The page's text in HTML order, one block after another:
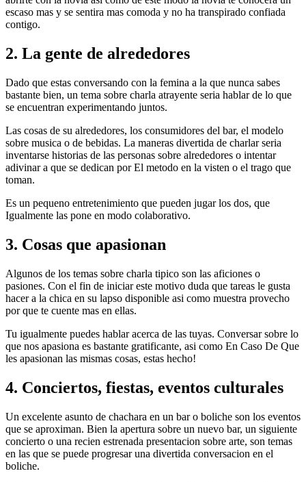
escaso mas y se sentira mas comoda y no ha transpirado confiada
contigo.
2. La gente de alrededores
Dado que estas conversando con la femina a la que nunca sabes
bastante bien, un tema sobre charla atrayente seri­a hablar de lo que
se encuentran experimentando juntos.
Las cosas de su alrededores, los consumidores del bar, el modelo
sobre musica o de bebidas. La maneras divertida de charlar seri­a
inventarse historias de las personas sobre alrededores o intentar
adivinar a que se dedican por El metodo en la visten o el trago que
toman.
Es un pequeno entretenimiento que pueden jugar los dos, que
Igualmente las pone en modo colaborativo.
3. Cosas que apasionan
Algunos de los temas sobre charla tipico son las aficiones o
pasiones. Con el fin de iniciar este motivo duda que tareas le gusta
hacer a la chica en su lapso disponible asi­ como muestra provecho
por que te cuente mas en ellas.
Tu igualmente puedes hablar acerca de las tuyas. Conversar sobre lo
que nos apasiona es bastante gratificante, asi­ como En Caso De Que
les apasionan las mismas cosas, estas hecho!
4. Conciertos, fiestas, eventos culturales
Un excelente asunto de chachara en un bar o boliche son los eventos
que se aproximan. Bien la apertura sobre un nuevo bar, un siguiente
concierto o una recien estrenada presentacion sobre arte, son temas
en las que se puede progresar una divertida conversacion en el
boliche.